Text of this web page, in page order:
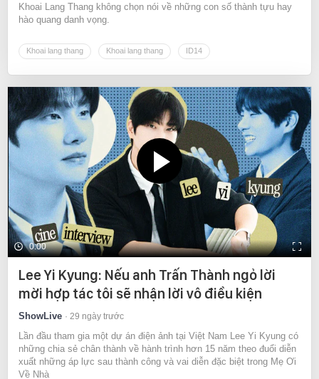
Khoai Lang Thang không chọn nói về những con số thành tựu hay
hào quang danh vọng.
Khoai lang thang Khoai lang thang ID14
0:00
Lee Yi Kyung: Nếu anh Trấn Thành ngỏ lời
mời hợp tác tôi sẽ nhận lời vô điều kiện
ShowLive 29 ngày trước
Lần đầu tham gia một dự án điện ảnh tại Việt Nam Lee Yi Kyung có
những chia sẻ chân thành về hành trình hơn 15 năm theo đuổi diễn
xuất những áp lực sau thành công và vai diễn đặc biệt trong Mẹ Ơi
Về Nhà